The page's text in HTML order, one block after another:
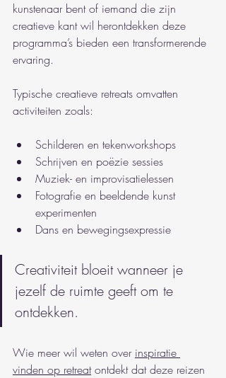
kunstenaar bent of iemand die zijn
creatieve kant wil herontdekken deze
programma’s bieden een transformerende
ervaring.
Typische creatieve retreats omvatten
activiteiten zoals:
Schilderen en tekenworkshops
Schrijven en poëzie sessies
Muziek- en improvisatielessen
Fotografie en beeldende kunst
experimenten
Dans en bewegingsexpressie
Creativiteit bloeit wanneer je
jezelf de ruimte geeft om te
ontdekken.
Wie meer wil weten over inspiratie
vinden op retreat ontdekt dat deze reizen